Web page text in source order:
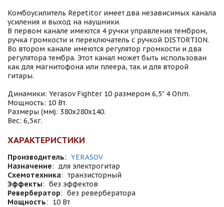
Комбоусилитель Repetitor имеет два независимых канала
усиления и выход на наушники.
В первом канале имеются 4 ручки управления тембром,
ручка громкости и переключатель с ручкой DISTORTION.
Во втором канале имеются регулятор громкости и два
регулятора тембра. Этот канал может быть использован
как для магнитофона или плеера, так и для второй
гитары.
Динамики: Yerasov Fighter 10 размером 6,5" 4 Ohm.
Мощность: 10 Вт.
Размеры (мм): 380х280х140.
Вес: 6,5кг.
ХАРАКТЕРИСТИКИ
Производитель: YERASOV
Назначение: для электрогитар
Схемотехника: транзисторный
Эффекты: без эффектов
Ревербератор: без ревербератора
Мощность: 10 Вт